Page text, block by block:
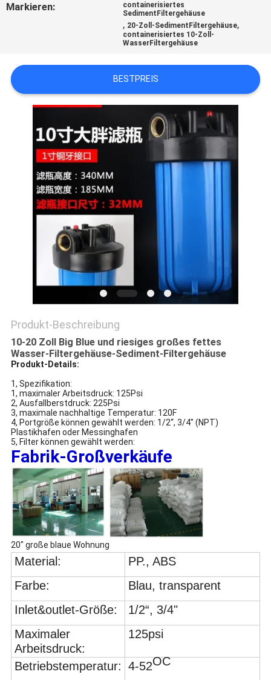
FORDERN
SIE EIN
ZITAT
SITEMAP
PRIVACY
POLICY
Markieren:
containerisiertes
SedimentFiltergehäuse
, 20-Zoll-SedimentFiltergehäuse,
containerisiertes 10-Zoll-
WasserFiltergehäuse
BESTPREIS
Produkt-Beschreibung
10-20 Zoll Big Blue und riesiges großes fettes
Wasser-Filtergehäuse-Sediment-Filtergehäuse
Produkt-Details:
1, Spezifikation:
1, maximaler Arbeitsdruck: 125Psi
2, Ausfallberstdruck: 225Psi
3, maximale nachhaltige Temperatur: 120F
4, Portgröße können gewählt werden: 1/2“, 3/4" (NPT)
Plastikhafen oder Messinghafen
5, Filter können gewählt werden:
Fabrik-Großverkäufe
20" große blaue Wohnung
Material:
PP., ABS
Farbe:
Blau, transparent
Inlet&outlet-Größe:
1/2“, 3/4"
Maximaler
Arbeitsdruck:
125psi
Betriebstemperatur: 4-52OC